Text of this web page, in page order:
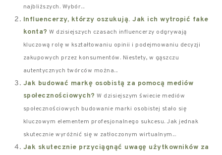
najbliższych. Wybór...
Influencerzy, którzy oszukują. Jak ich wytropić fake
konta? W dzisiejszych czasach influencerzy odgrywają
kluczową rolę w kształtowaniu opinii i podejmowaniu decyzji
zakupowych przez konsumentów. Niestety, w gąszczu
autentycznych twórców można...
Jak budować markę osobistą za pomocą mediów
społecznościowych? W dzisiejszym świecie mediów
społecznościowych budowanie marki osobistej stało się
kluczowym elementem profesjonalnego sukcesu. Jak jednak
skutecznie wyróżnić się w zatłoczonym wirtualnym...
Jak skutecznie przyciągnąć uwagę użytkowników za